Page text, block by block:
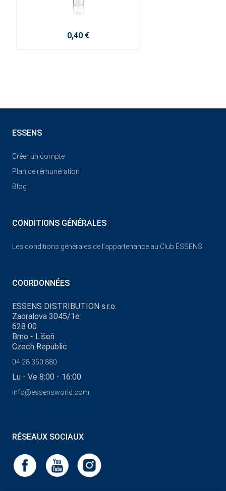
0,40 €
ESSENS
Créer un compte
Plan de rémunération
Blog
CONDITIONS GÉNÉRALES
Les conditions générales de l’appartenance au Club ESSENS
COORDONNÉES
ESSENS DISTRIBUTION s.r.o.
Zaoralova 3045/1e
628 00
Brno - Líšeň
Czech Republic
04 28 350 880
Lu - Ve 8:00 - 16:00
info@essensworld.com
RÉSEAUX SOCIAUX